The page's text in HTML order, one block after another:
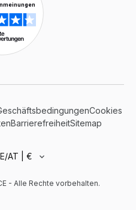
Cookies
BarrierefreiheitSitemap
AT | €
- Alle Rechte vorbehalten.